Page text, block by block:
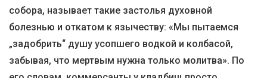
собора, называет такие застолья духовной
болезнью и откатом к язычеству: «Мы пытаемся
„задобрить“ душу усопшего водкой и колбасой,
забывая, что мертвым нужна только молитва». По